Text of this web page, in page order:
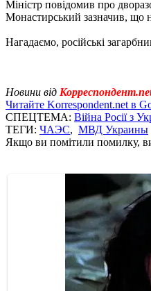
Міністр повідомив про
Монастирський зазначив, що
Нагадаємо, російські
Новини від
Читайте Korrespondent.net в
СПЕЦТЕМА: Війна Росії з
ТЕГИ: ЧАЭС, МВД Украины
Якщо ви помітили помилку,